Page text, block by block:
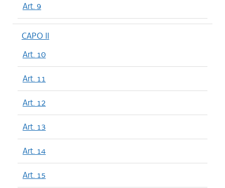
Art. 9
CAPO II
Art. 10
Art. 11
Art. 12
Art. 13
Art. 14
Art. 15